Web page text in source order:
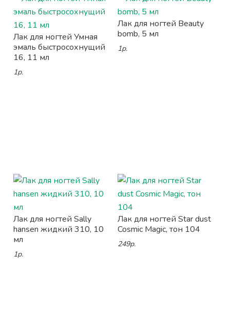
Лак для ногтей Умная
эмаль быстросохнущий
16, 11 мл
1р.
Лак для ногтей Beauty
bomb, 5 мл
1р.
Лак для ногтей Sally
hansen жидкий 310, 10
мл
1р.
Лак для ногтей Star dust
Cosmic Magic, тон 104
249р.